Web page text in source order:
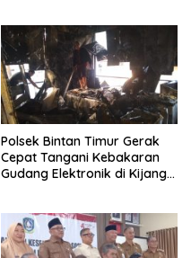
Polsek Bintan Timur Gerak
Cepat Tangani Kebakaran
Gudang Elektronik di Kijang